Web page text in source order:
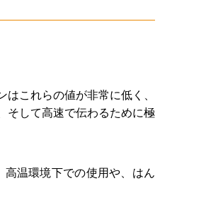
はこれらの値が非常に低く、
そして高速で伝わるために極
温環境下での使用や、はん